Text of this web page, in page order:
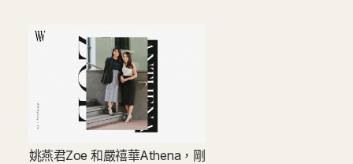
姚燕君Zoe 和嚴禧華Athena，剛